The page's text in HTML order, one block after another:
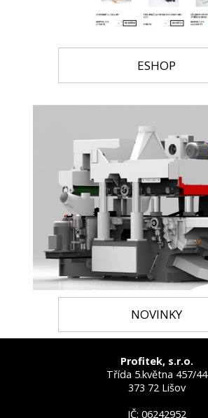
ESHOP
NOVINKY
Profitek, s.r.o.
Třída 5.května 457/44
373 72 Lišov
IČ: 06242952